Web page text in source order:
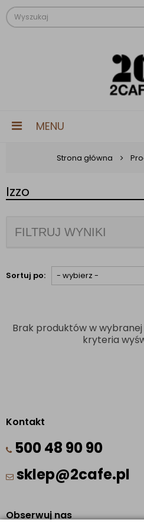
MENU
Strona główna
Izzo
FILTRUJ WYNIKI
Sortuj po:
Brak produktów w
kryteria
Kontakt
500 48 90 90
sklep@2cafe.pl
Obserwuj nas